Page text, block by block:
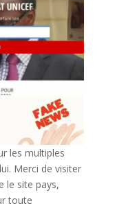
les multiples
Merci de visiter
le site pays,
toute